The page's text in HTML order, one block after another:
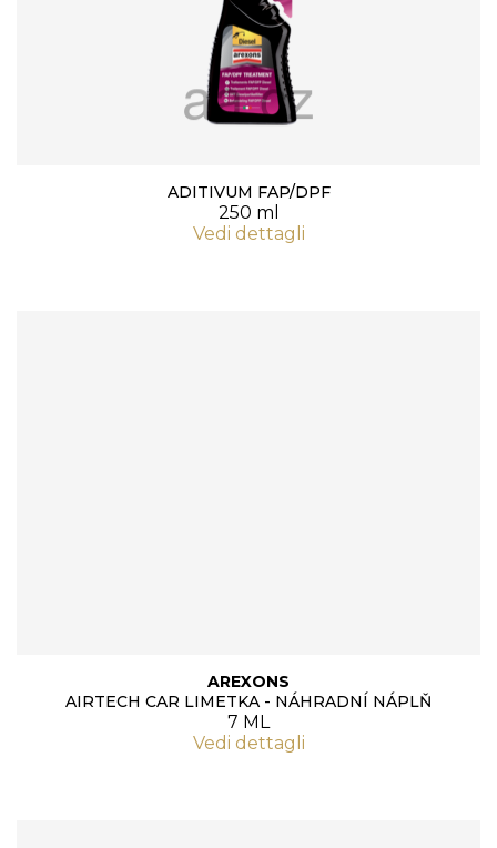
ADITIVUM FAP/DPF
250 ml
Vedi dettagli
AREXONS
AIRTECH CAR LIMETKA - NÁHRADNÍ NÁPLŇ
7 ML
Vedi dettagli